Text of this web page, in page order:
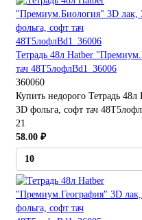
Тетрадь 48л Hatber
тач 48Т5лофлBd1_36006
360060
Купить недорого Тетрадь
3D фольга, софт тач
21
58.00 ₽